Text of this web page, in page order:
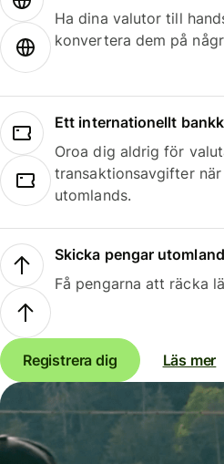
Ha dina valutor till
konvertera dem på
Ett internationellt
Oroa dig aldrig för
transaktionsavgifter
utomlands.
Skicka pengar
Få pengarna att räcka
Registrera dig Läs mer